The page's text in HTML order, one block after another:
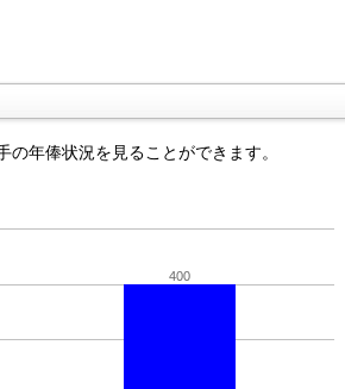
年俸状況を見ることができます。
400